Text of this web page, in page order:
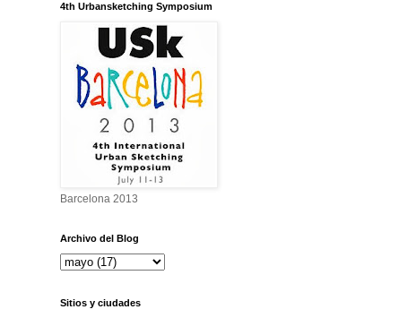
4th Urbansketching Symposium
Barcelona 2013
Archivo del Blog
Sitios y ciudades